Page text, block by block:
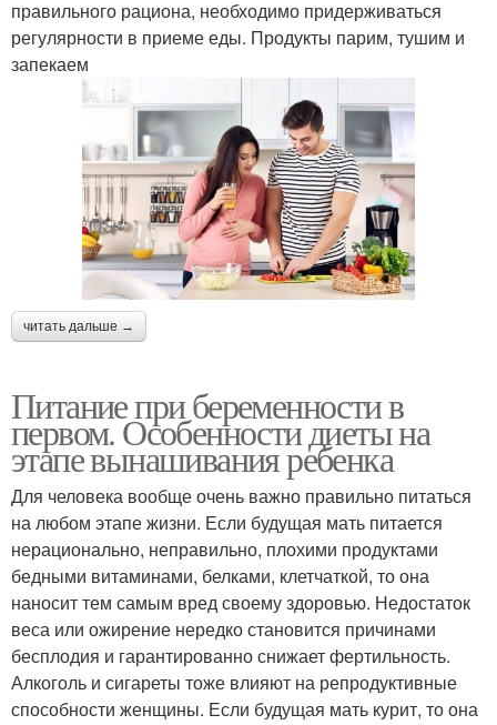
правильного рациона, необходимо придерживаться
регулярности в приеме еды. Продукты парим, тушим и
запекаем
читать дальше →
Питание при беременности в
первом. Особенности диеты на
этапе вынашивания ребенка
Для человека вообще очень важно правильно питаться
на любом этапе жизни. Если будущая мать питается
нерационально, неправильно, плохими продуктами
бедными витаминами, белками, клетчаткой, то она
наносит тем самым вред своему здоровью. Недостаток
веса или ожирение нередко становится причинами
бесплодия и гарантированно снижает фертильность.
Алкоголь и сигареты тоже влияют на репродуктивные
способности женщины. Если будущая мать курит, то она